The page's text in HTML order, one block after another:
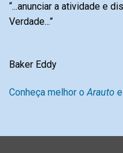
“...anunciar a atividade e
Verdade...”
Baker Eddy
Conheça melhor o Arauto